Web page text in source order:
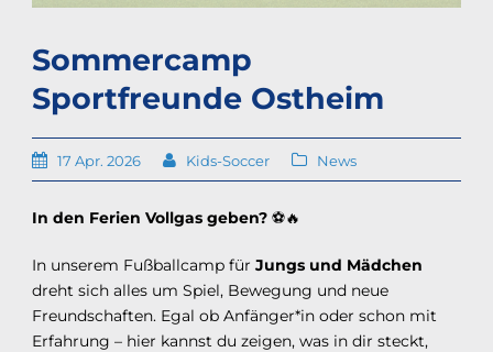
Sommercamp
Sportfreunde Ostheim
17 Apr. 2026 Kids-Soccer News
In den Ferien Vollgas geben? ⚽🔥
In unserem Fußballcamp für Jungs und Mädchen
dreht sich alles um Spiel, Bewegung und neue
Freundschaften. Egal ob Anfänger*in oder schon mit
Erfahrung – hier kannst du zeigen, was in dir steckt,